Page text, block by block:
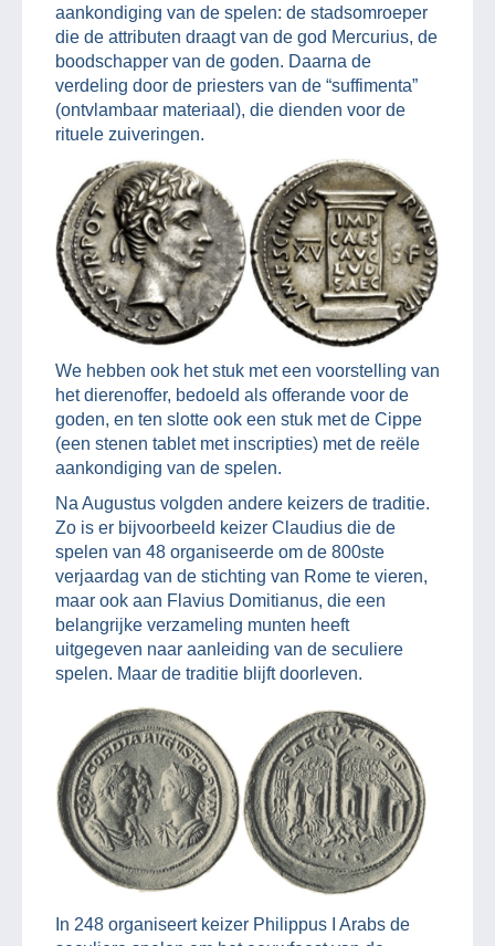
aankondiging van de spelen: de stadsomroeper
die de attributen draagt van de god Mercurius, de
boodschapper van de goden. Daarna de
verdeling door de priesters van de “suffimenta”
(ontvlambaar materiaal), die dienden voor de
rituele zuiveringen.
We hebben ook het stuk met een voorstelling van
het dierenoffer, bedoeld als offerande voor de
goden, en ten slotte ook een stuk met de Cippe
(een stenen tablet met inscripties) met de reële
aankondiging van de spelen.
Na Augustus volgden andere keizers de traditie.
Zo is er bijvoorbeeld keizer Claudius die de
spelen van 48 organiseerde om de 800ste
verjaardag van de stichting van Rome te vieren,
maar ook aan Flavius Domitianus, die een
belangrijke verzameling munten heeft
uitgegeven naar aanleiding van de seculiere
spelen. Maar de traditie blijft doorleven.
In 248 organiseert keizer Philippus I Arabs de